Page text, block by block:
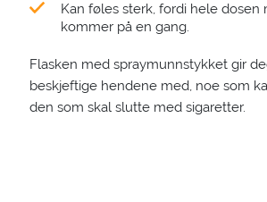
Kan føles sterk, fordi hele dosen
kommer på en gang.
Flasken med spraymunnstykket gir
beskjeftige hendene med, noe som
den som skal slutte med sigaretter.